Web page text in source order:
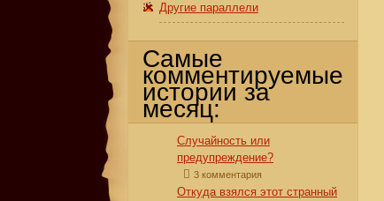
Другие параллели
Самые
комментируемые
истории за
месяц:
Случайность или
предупреждение?
3 комментария
Откуда взялся этот странный